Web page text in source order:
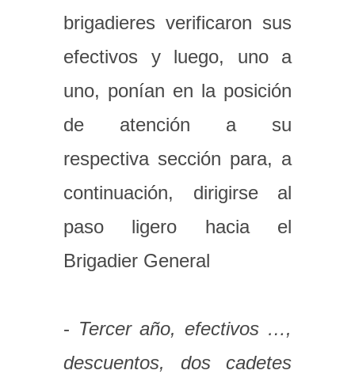
brigadieres verificaron sus
efectivos y luego, uno a
uno, ponían en la posición
de atención a su
respectiva sección para, a
continuación, dirigirse al
paso ligero hacia el
Brigadier General
- Tercer año, efectivos …,
descuentos, dos cadetes